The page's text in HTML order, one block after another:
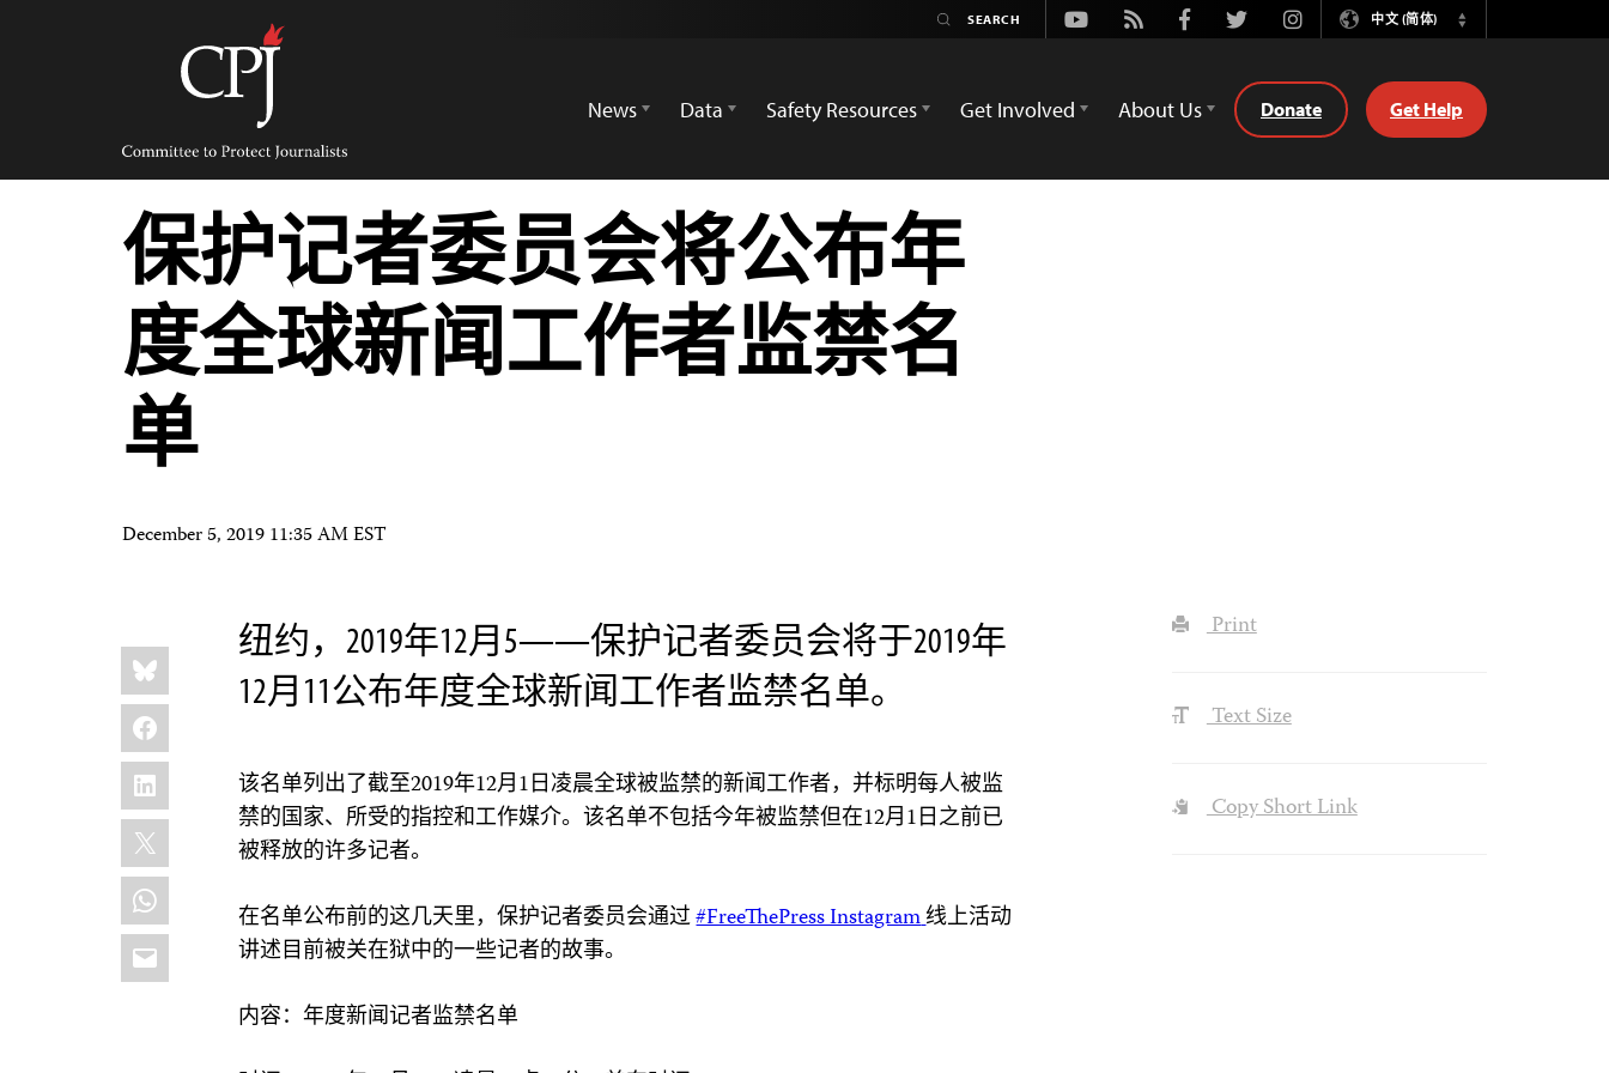
Committee
Protect
Journalists
Youtube
Rss FacebookTwitterInstagram中文 (简体)
Switch
News
Data Safety Resources Get Involved About Us Donate Get Help
保护记者委员会将公布年
度全球新闻工作者监禁名
单
December 5, 2019 11:35 AM EST
Share
this:
Bluesky
Facebook
LinkedIn
X
WhatsApp
Email
纽约，2019年12月5——保护记者委员会将于2019年
12月11公布年度全球新闻工作者监禁名单。
该名单列出了截至2019年12月1日凌晨全球被监禁的新闻工作者，并标明每人被监
禁的国家、所受的指控和工作媒介。该名单不包括今年被监禁但在12月1日之前已
被释放的许多记者。
在名单公布前的这几天里，保护记者委员会通过#FreeThePress Instagram线上活动
讲述目前被关在狱中的一些记者的故事。
内容：年度新闻记者监禁名单
Print
Text Size
Copy Short Link